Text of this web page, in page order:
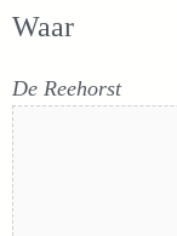
Waar
De Reehorst